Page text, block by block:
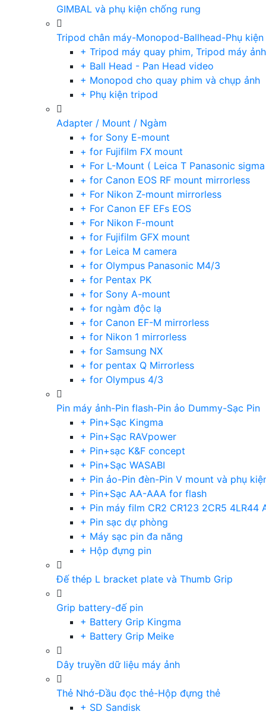
GIMBAL và phụ kiện chống rung
Tripod chân máy-Monopod-Ballhead-Phụ kiện
+ Tripod máy quay phim, Tripod máy
+ Ball Head - Pan Head video
+ Monopod cho quay phim và chụp ảnh
+ Phụ kiện tripod
Adapter / Mount / Ngàm
+ for Sony E-mount
+ for Fujifilm FX mount
+ For L-Mount ( Leica T Panasonic
+ for Canon EOS RF mount mirrorless
+ For Nikon Z-mount mirrorless
+ For Canon EF EFs EOS
+ For Nikon F-mount
+ for Fujifilm GFX mount
+ for Leica M camera
+ for Olympus Panasonic M4/3
+ for Pentax PK
+ for Sony A-mount
+ for ngàm độc lạ
+ for Canon EF-M mirrorless
+ for Nikon 1 mirrorless
+ for Samsung NX
+ for pentax Q Mirrorless
+ for Olympus 4/3
Pin máy ảnh-Pin flash-Pin ảo Dummy-Sạc Pin
+ Pin+Sạc Kingma
+ Pin+Sạc RAVpower
+ Pin+sạc K&F concept
+ Pin+Sạc WASABI
+ Pin ảo-Pin đèn-Pin V mount và phụ
+ Pin+Sạc AA-AAA for flash
+ Pin máy film CR2 CR123 2CR5 4LR44
+ Pin sạc dự phòng
+ Máy sạc pin đa năng
+ Hộp đựng pin
Đế thép L bracket plate và Thumb Grip
Grip battery-đế pin
+ Battery Grip Kingma
+ Battery Grip Meike
Dây truyền dữ liệu máy ảnh
Thẻ Nhớ-Đầu đọc thẻ-Hộp đựng thẻ
+ SD Sandisk